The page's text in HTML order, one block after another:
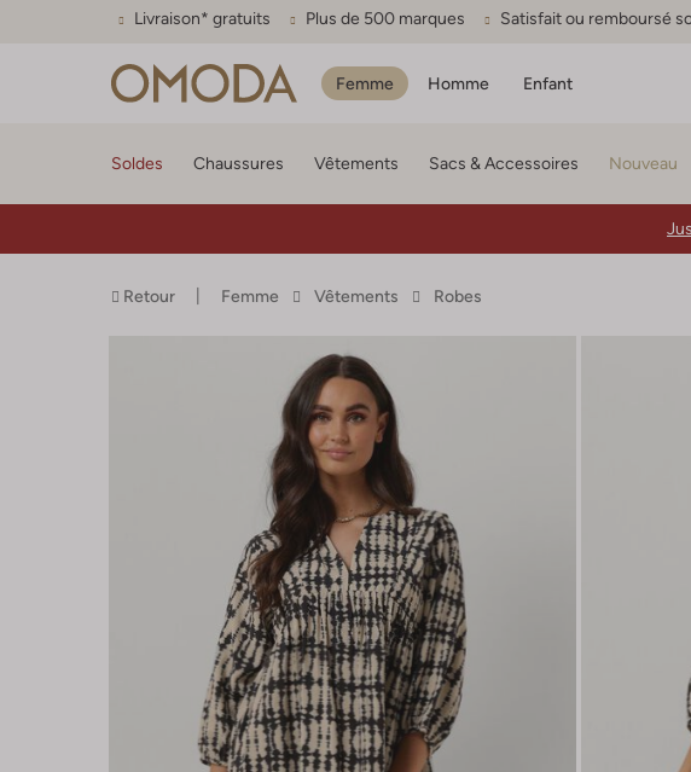
Livraison* gratuits Plus de 500 marques Satisfait ou remboursé
Femme Homme Enfant
Soldes Chaussures Vêtements Sacs & Accessoires Nouveau
Retour Femme Vêtements Robes